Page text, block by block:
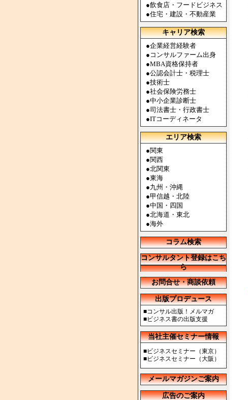
●飲食店・フードビジネス
●住宅・建設・不動産業
キャリア検索
●企業経営経験者
● コンサルファーム出身
●MBA資格保持者
●公認会計士・税理士
●技術士
●社会保険労務士
●中小企業診断士
●司法書士・行政書士
●ITコーディネータ
エリア検索
●関東
●関西
●北関東
●東海
●九州・沖縄
●甲信越・北陸
●中国・四国
●北海道・東北
●海外
コラム検索
コンサルタント登録はこち
ら
お問合せ・商談依頼
出版プロデュース
■コンサル出版！メルマガ
■ビジネス書の出版支援
当社主催セミナー情報
■ビジネスセミナー（東京）
■ビジネスセミナー（大阪）
メールマガジンご案内
広告のご案内